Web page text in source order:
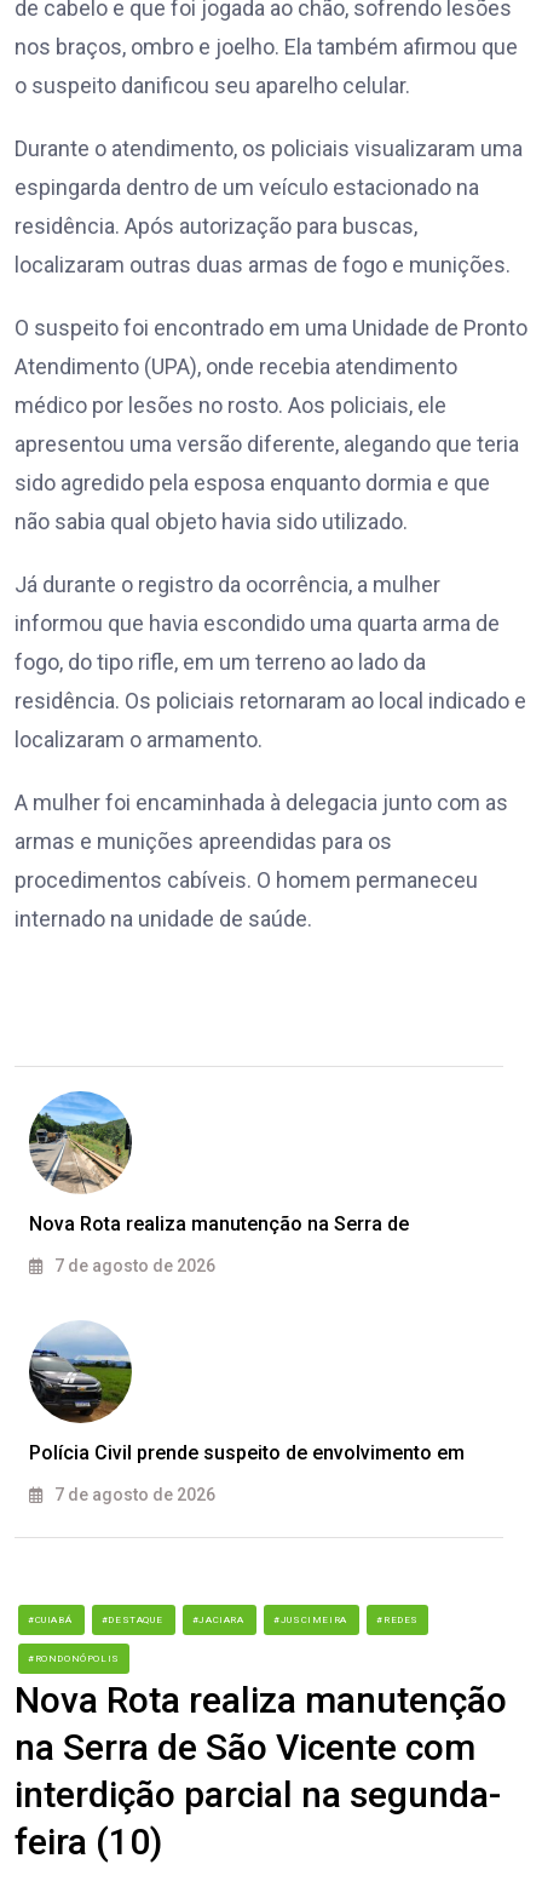
de cabelo e que foi jogada ao chão, sofrendo lesões
nos braços, ombro e joelho. Ela também afirmou que
o suspeito danificou seu aparelho celular.
Durante o atendimento, os policiais visualizaram uma
espingarda dentro de um veículo estacionado na
residência. Após autorização para buscas,
localizaram outras duas armas de fogo e munições.
O suspeito foi encontrado em uma Unidade de Pronto
Atendimento (UPA), onde recebia atendimento
médico por lesões no rosto. Aos policiais, ele
apresentou uma versão diferente, alegando que teria
sido agredido pela esposa enquanto dormia e que
não sabia qual objeto havia sido utilizado.
Já durante o registro da ocorrência, a mulher
informou que havia escondido uma quarta arma de
fogo, do tipo rifle, em um terreno ao lado da
residência. Os policiais retornaram ao local indicado e
localizaram o armamento.
A mulher foi encaminhada à delegacia junto com as
armas e munições apreendidas para os
procedimentos cabíveis. O homem permaneceu
internado na unidade de saúde.
Nova Rota realiza manutenção na Serra de
7 de agosto de 2026
Polícia Civil prende suspeito de envolvimento em
7 de agosto de 2026
#CUIABÁ #DESTAQUE #JACIARA #JUSCIMEIRA #REDES
#RONDONÓPOLIS
Nova Rota realiza manutenção
na Serra de São Vicente com
interdição parcial na segunda-
feira (10)